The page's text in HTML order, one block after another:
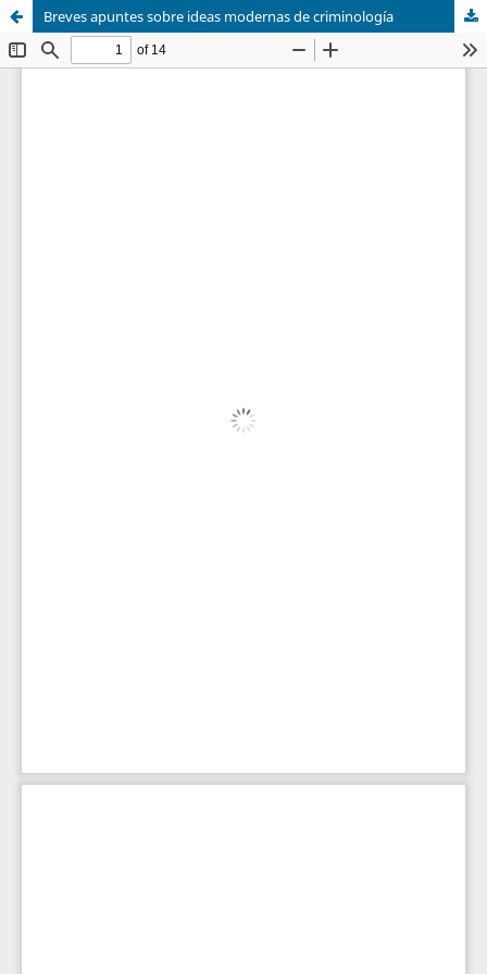
Breves apuntes sobre ideas modernas de criminología